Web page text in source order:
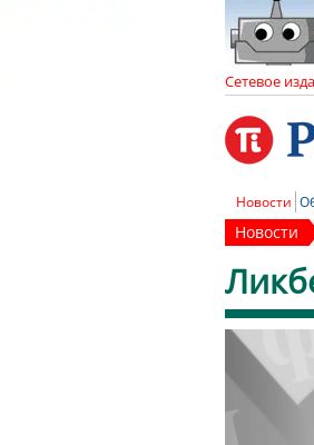
Сетевое
Новости
Новости